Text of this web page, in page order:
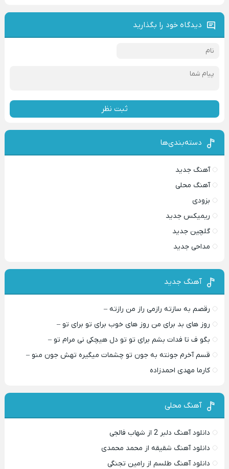
دیدگاه خود را بگذارید
ثبت نظر
دسته‌بندی‌ها
آهنگ جدید
آهنگ محلی
بزودی
ریمیکس جدید
گلچین جدید
مداحی جدید
آهنگ جدید
رقصم به سازته رازمی راز من رازته –
روز های بد برای من روز های خوب برای تو برای تو –
بگو ف تا فدات بشم برای تو تو دل هیچکی نی مرام تو –
قسم آخرم جونته به جون تو چشمات میگیره تهش جون منو –
کارما مهدی احمدزاده
آهنگ محلی
دانلود آهنگ دلبر 2 از شهاب فالجی
دانلود آهنگ شقیقه از محمد محمدی
دانلود آهنگ طلسم از رامین تجنگی